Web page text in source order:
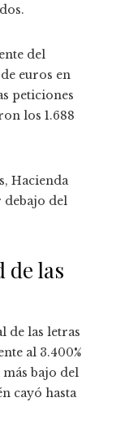
del
euros en
peticiones
los 1.688
Hacienda
debajo del
de las
de las letras
al 3.400%
bajo del
cayó hasta